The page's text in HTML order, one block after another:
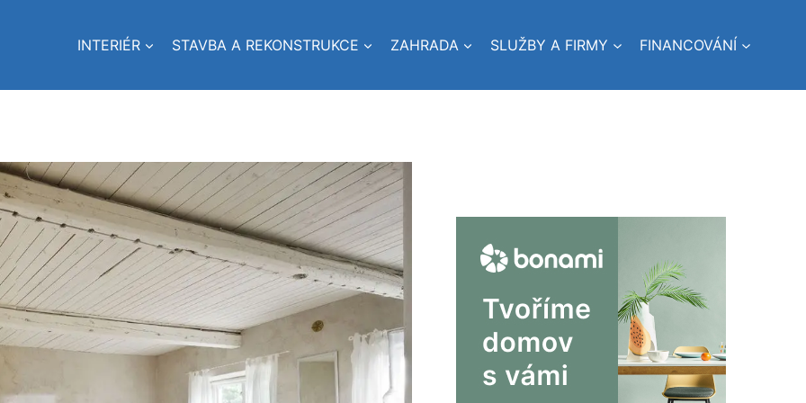
INTERIÉR STAVBA A REKONSTRUKCE ZAHRADA SLUŽBY A FIRMY FINANCOVÁNÍ